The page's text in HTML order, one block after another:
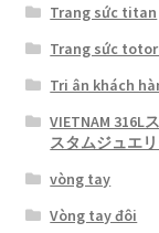
Trang sức titan
Trang sức
Tri ân khách
VIETNAM 316L
スタムジュエ
vòng tay
Vòng tay đôi